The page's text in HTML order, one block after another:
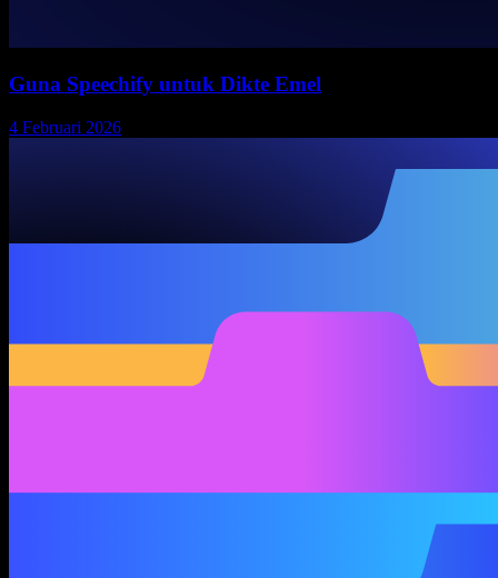
Guna Speechify untuk Dikte Emel
4 Februari 2026